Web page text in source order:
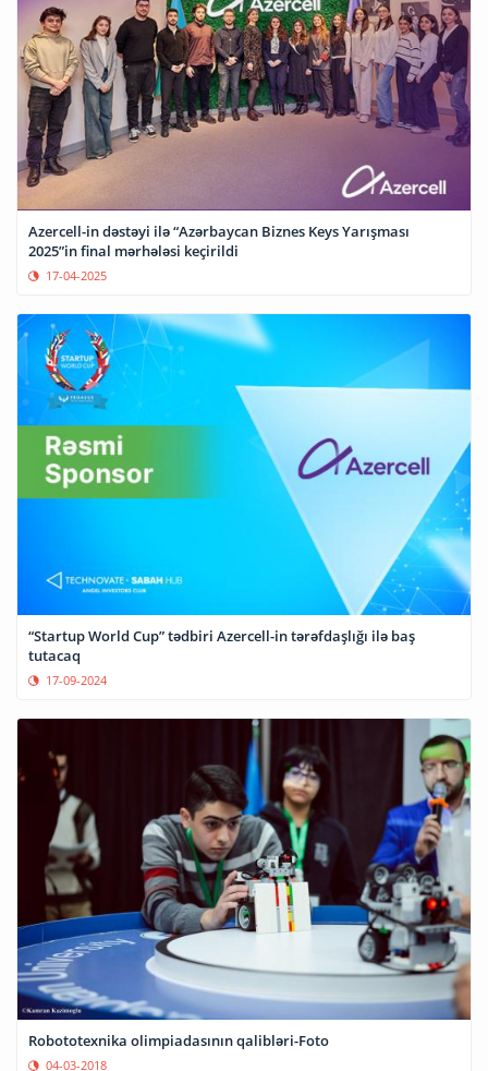
Azercell-in dəstəyi ilə “Azərbaycan Biznes Keys Yarışması
2025”in final mərhələsi keçirildi
17-04-2025
“Startup World Cup” tədbiri Azercell-in tərəfdaşlığı ilə baş
tutacaq
17-09-2024
Robototexnika olimpiadasının qalibləri-Foto
04-03-2018